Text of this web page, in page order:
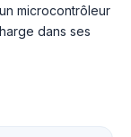
microcontrôleur
dans ses